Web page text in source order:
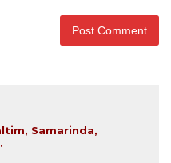
Samarinda,